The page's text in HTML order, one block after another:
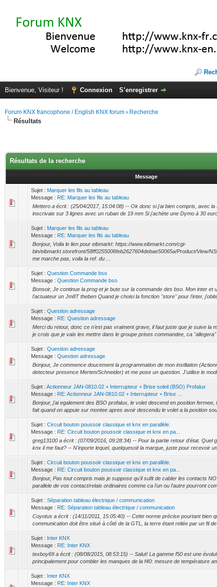
Bienvenue, Visiteur ! Connexion S’enregistrer
Forum KNX francophone / English KNX forum › Recherche
Résultats
Résultats de la recherche
Message
Sujet : Marquer les fils au tableau
Message : RE: Marquer les fils au tableau
Mettero a écrit : (25/04/2017, 15:04:08) -- Ok donc si j'ai bien compris, avec
inscrivais sur 3 lignes avec un ruban de 19 mm Si j'achète une Dymo à 30
Sujet : Marquer les fils au tableau
Message : RE: Marquer les fils au tableau
Bonjour, Voila le lien pour eibmarkt: https://www.eibmarkt.com/cgi-
bin/eibmarkt.storefront/58ff0255006feb2627604debae50065a/Product/View/
me marche pas, voila la ref. du ...
Sujet : Question Commande bso
Message : Question Commande bso
Bonsoir, Je continue la prog et je bute sur la commande des bso. Mon inter et
l'actuateur un Jm8T theben Quand je choisi la fonction ''store'' pour l'inter,
Sujet : Question adressage
Message : RE: Question adressage
Merci du retour, donc ce n'est pas vraiment grave, il faut juste que je suive la
je crois que je vais les mettre dans le groupe prises commandee, ca "allegera"
Sujet : Question adressage
Message : Question adressage
Bonjour, Je commence doucement la programmation de mon instllation
detecteur presence Merten/Schneider) et me pose un question. J'utilise le
Sujet : Actionneur JAN-0810.02 + Interrupteur + Brise soleil (BSO) Profalux
Message : RE: Actionneur JAN-0810.02 + Interrupteur + Brise ...
Bonjour, j'ai egalement des BSO profalux, le volet descend en position fermee,
fait quand on appuie sur montee apres avoir descendu le volet a la position
Sujet : Circuit bouton poussoir classique et knx en parallèle.
Message : RE: Circuit bouton poussoir classique et knx en pa...
greg13100 a écrit : (07/09/2016, 09:28:34) -- Pour la partie retour d'état. Quel
knx il me faut? -- N'inporte lequel, quelquesoit la marque, juste pour recevoir
Sujet : Circuit bouton poussoir classique et knx en parallèle.
Message : RE: Circuit bouton poussoir classique et knx en pa...
Bonjour, Pas tout compris mais je suppose qu'il sufit de cabler les contacts
parallele de vos contact/relais ordinaires comme ca l'un ou l'autre pourront
Sujet : Séparation tableau électrique / communication
Message : RE: Séparation tableau électrique / communication
Coyotus a écrit : (14/11/2011, 15:05:40) -- Cette norme précise pourtant bien
communication doit être situé à côté de la GTL, la terre étant reliée par un fil
Sujet : Inter KNX
Message : RE: Inter KNX
texboy69 a écrit : (08/08/2015, 08:53:15) -- Salut! La gamme f50 est une
principalement pour combler les manques de la f40: mesure de température
Sujet : Inter KNX
Message : RE: Inter KNX